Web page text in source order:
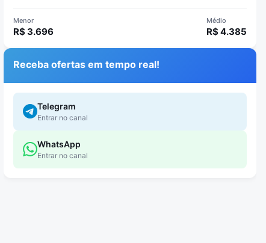
Menor
R$ 3.696
Médio
R$ 4.385
Receba ofertas em tempo real!
Telegram
Entrar no canal
WhatsApp
Entrar no canal